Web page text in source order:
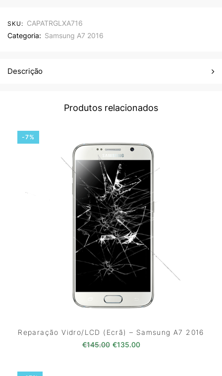
SKU: CAPATRGLXA716
Categoria: Samsung A7 2016
Descrição
Produtos relacionados
-7%
Reparação Vidro/LCD (Ecrã) – Samsung A7 2016
€145.00 O preço original era:
€135.00O preço atual é: